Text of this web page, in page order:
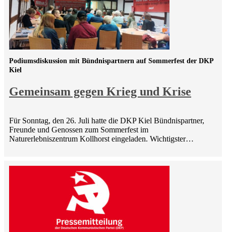
Gemeinsam gegen Krieg und Krise
Podiumsdiskussion mit Bündnispartnern auf Sommerfest der DKP
Kiel
Für Sonntag, den 26. Juli hatte die DKP Kiel Bündnispartner,
Freunde und Genossen zum Sommerfest im
Naturerlebniszentrum Kollhorst eingeladen. Wichtigster…